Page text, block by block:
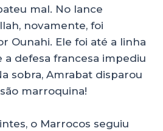
mal. No lance
novamente, foi
Ounahi. Ele foi até a linha
a defesa francesa impediu
sobra, Amrabat disparou
marroquina!
o Marrocos seguiu